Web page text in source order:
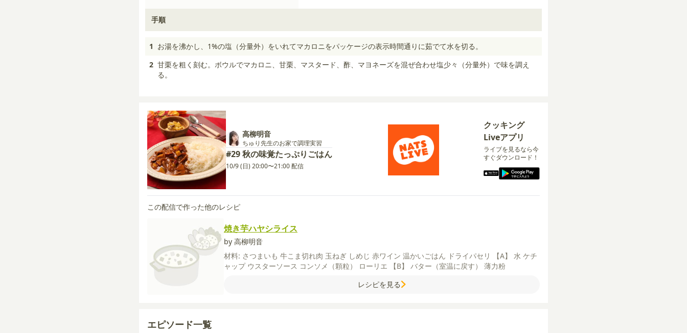
手順
1 お湯を沸かし、1%の塩（分量外）をいれてマカロニをパッケージの表示時間通りに茹でて水を切る。
2 甘栗を粗く刻む。ボウルでマカロニ、甘栗、マスタード、酢、マヨネーズを混ぜ合わせ塩少々（分量外）で味を調え
る。
高柳明音
ちゅり先生のお家で調理実習
#29 秋の味覚たっぷりごはん
10/9 (日) 20:00〜21:00 配信
クッキング
Liveアプリ
ライブを見るなら今
すぐダウンロード！
この配信で作った他のレシピ
焼き芋ハヤシライス
by 高柳明音
材料: さつまいも 牛こま切れ肉 玉ねぎ しめじ 赤ワイン 温かいごはん ドライパセリ 【A】 水 ケチ
ャップ ウスターソース コンソメ（顆粒） ローリエ 【B】 バター（室温に戻す） 薄力粉
レシピを見る
エピソード一覧